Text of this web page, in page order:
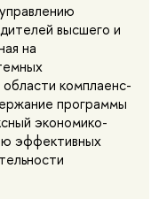
высшего и
на
комплаенс-
программы
экономико-
эффективных